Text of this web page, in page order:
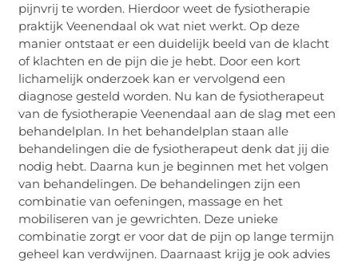
pijnvrij te worden. Hierdoor weet de fysiotherapie
praktijk Veenendaal ok wat niet werkt. Op deze
manier ontstaat er een duidelijk beeld van de klacht
of klachten en de pijn die je hebt. Door een kort
lichamelijk onderzoek kan er vervolgend een
diagnose gesteld worden. Nu kan de fysiotherapeut
van de fysiotherapie Veenendaal aan de slag met een
behandelplan. In het behandelplan staan alle
behandelingen die de fysiotherapeut denk dat jij die
nodig hebt. Daarna kun je beginnen met het volgen
van behandelingen. De behandelingen zijn een
combinatie van oefeningen, massage en het
mobiliseren van je gewrichten. Deze unieke
combinatie zorgt er voor dat de pijn op lange termijn
geheel kan verdwijnen. Daarnaast krijg je ook advies